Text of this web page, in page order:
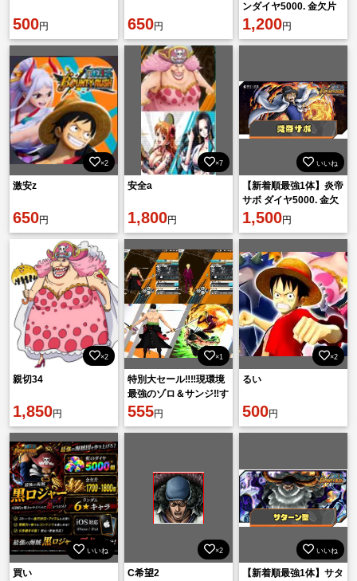
500円 650円
ンダイヤ5000. 金欠片
1601機種 IOS
1,200円
×2
激安z
650円
×7
安全a
1,800円
いいね
【新着順最強1体】炎帝
サボ ダイヤ5000. 金欠
片1601機種 IOS
1,500円
×2
親切34
1,850円
×1
特別大セール‼️‼️現環境
最強のゾロ＆サンジ‼️す
ぐに楽しみたい人かな
555円
×2
るい
500円
いいね
買い
×2
C希望2
いいね
【新着順最強1体】サタ